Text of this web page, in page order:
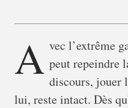
A vec l’extrême
peut repeindre
discours, jouer
lui, reste intact. Dès